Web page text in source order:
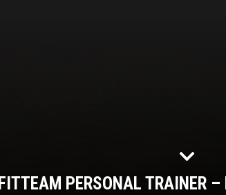
FITTEAM PERSONAL TRAINER –